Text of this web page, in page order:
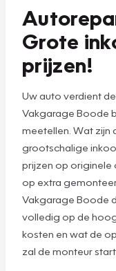
Grote
prijzen!
Uw auto verdient
Vakgarage Boode
meetellen. Wat zijn
grootschalige
prijzen op originele
op extra
Vakgarage Boode
volledig op de
kosten en wat de
zal de monteur